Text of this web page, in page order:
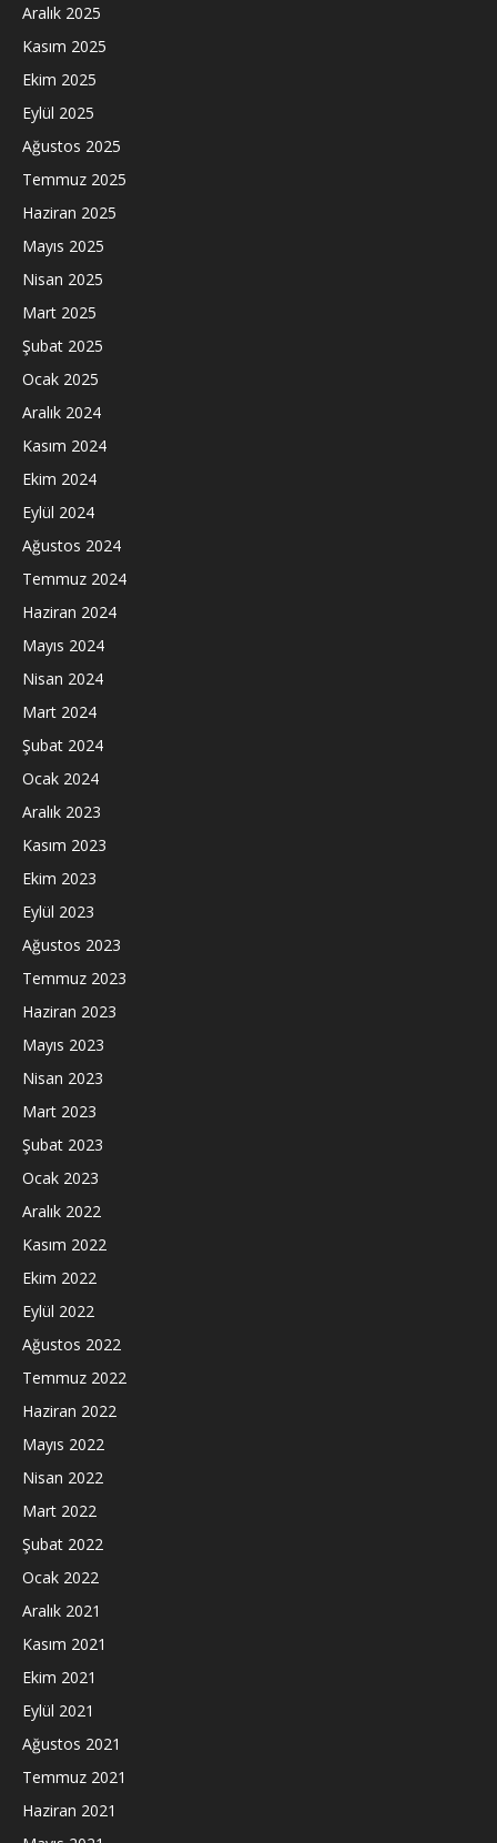
Aralık 2025
Kasım 2025
Ekim 2025
Eylül 2025
Ağustos 2025
Temmuz 2025
Haziran 2025
Mayıs 2025
Nisan 2025
Mart 2025
Şubat 2025
Ocak 2025
Aralık 2024
Kasım 2024
Ekim 2024
Eylül 2024
Ağustos 2024
Temmuz 2024
Haziran 2024
Mayıs 2024
Nisan 2024
Mart 2024
Şubat 2024
Ocak 2024
Aralık 2023
Kasım 2023
Ekim 2023
Eylül 2023
Ağustos 2023
Temmuz 2023
Haziran 2023
Mayıs 2023
Nisan 2023
Mart 2023
Şubat 2023
Ocak 2023
Aralık 2022
Kasım 2022
Ekim 2022
Eylül 2022
Ağustos 2022
Temmuz 2022
Haziran 2022
Mayıs 2022
Nisan 2022
Mart 2022
Şubat 2022
Ocak 2022
Aralık 2021
Kasım 2021
Ekim 2021
Eylül 2021
Ağustos 2021
Temmuz 2021
Haziran 2021